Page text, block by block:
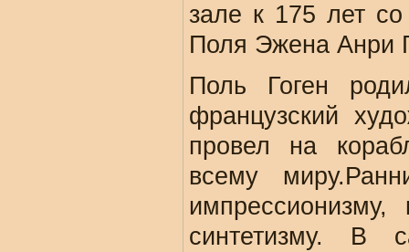
зале к 175 лет
Поля Эжена Анри
Поль Гоген
французский
провел на
всему
синтетизму. В